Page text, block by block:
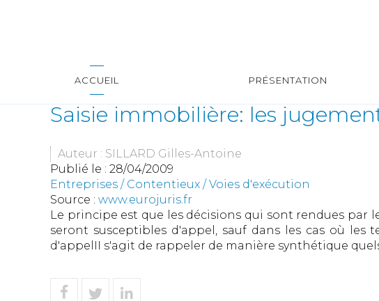
ACCUEIL PRÉSENTATION
Saisie immobilière: les
Auteur : SILLARD Gilles-Antoine
Publié le : 28/04/2009
Entreprises / Contentieux /Voies d'exécution
Source : www.eurojuris.fr
Le principe est que les décisions qui sont rendues
seront susceptibles d'appel, sauf dans les cas où les
d'appelII s'agit de rappeler de manière synthétique